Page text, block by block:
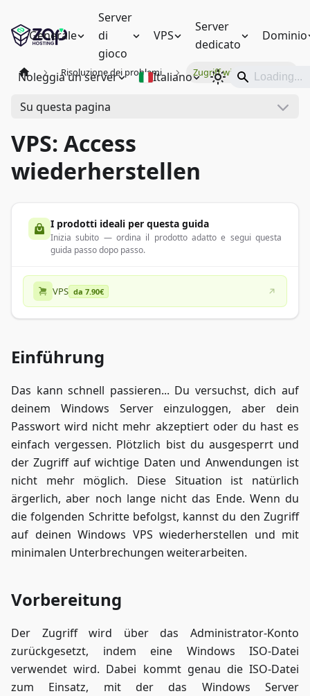
Generale
Server
di
gioco
VPS
Server
dedicato
Dominio
Noleggia un server Italiano
Risoluzione dei problemi Zugriff wiederherstellen
Su questa pagina
VPS: Access
wiederherstellen
I prodotti ideali per questa guida
Inizia subito — ordina il prodotto adatto e segui questa
guida passo dopo passo.
VPS da 7.90€
Einführung
Das kann schnell passieren... Du versuchst, dich auf
deinem Windows Server einzuloggen, aber dein
Passwort wird nicht mehr akzeptiert oder du hast es
einfach vergessen. Plötzlich bist du ausgesperrt und
der Zugriff auf wichtige Daten und Anwendungen ist
nicht mehr möglich. Diese Situation ist natürlich
ärgerlich, aber noch lange nicht das Ende. Wenn du
die folgenden Schritte befolgst, kannst du den Zugriff
auf deinen Windows VPS wiederherstellen und mit
minimalen Unterbrechungen weiterarbeiten.
Vorbereitung
Der Zugriff wird über das Administrator-Konto
zurückgesetzt, indem eine Windows ISO-Datei
verwendet wird. Dabei kommt genau die ISO-Datei
zum Einsatz, mit der das Windows Server